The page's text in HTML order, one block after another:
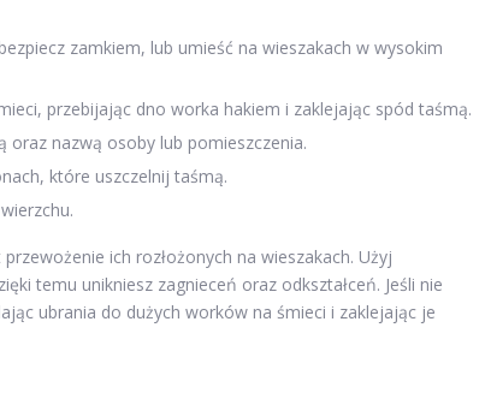
zamkiem, lub umieść na wieszakach w wysokim
przebijając dno worka hakiem i zaklejając spód taśmą.
oraz nazwą osoby lub pomieszczenia.
które uszczelnij taśmą.
ich rozłożonych na wieszakach. Użyj
temu unikniesz zagnieceń oraz odkształceń. Jeśli nie
ubrania do dużych worków na śmieci i zaklejając je